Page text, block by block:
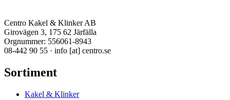
Centro Kakel & Klinker AB
Girovägen 3, 175 62 Järfälla
Orgnummer: 556061-8943
08-442 90 55 · info [at] centro.se
Sortiment
Kakel & Klinker